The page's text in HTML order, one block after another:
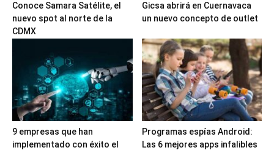
Conoce Samara Satélite, el
nuevo spot al norte de la
CDMX
Gicsa abrirá en Cuernavaca
un nuevo concepto de outlet
9 empresas que han
implementado con éxito el
Programas espías Android:
Las 6 mejores apps infalibles